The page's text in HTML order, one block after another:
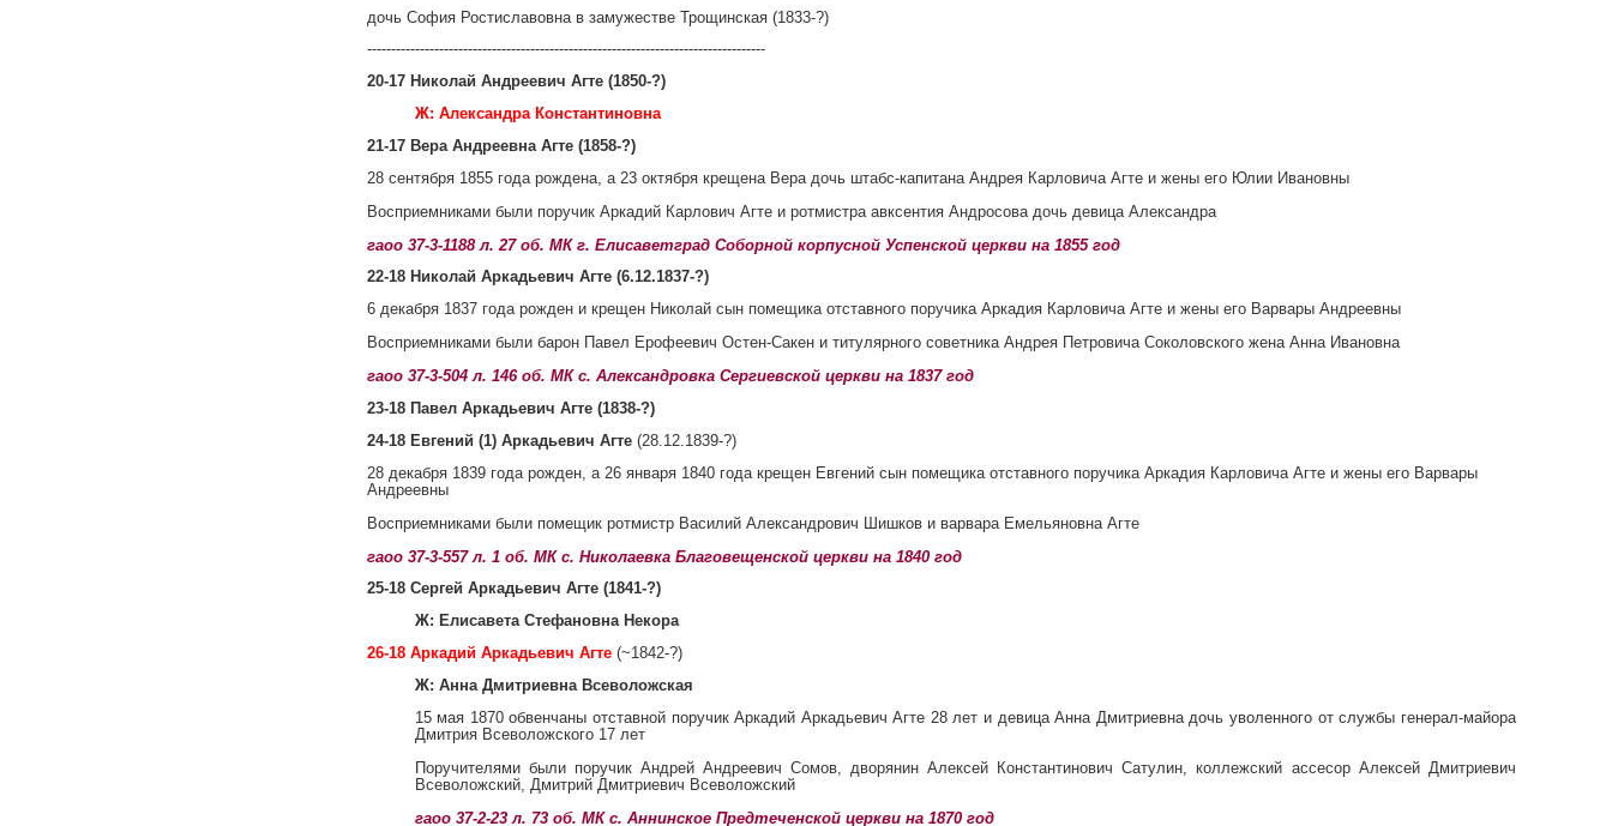
дочь София Ростиславовна в замужестве Трощинская (1833-?)
-----------------------------------------------------------------------------------
20-17 Николай Андреевич Агте (1850-?)
Ж: Александра Константиновна
21-17 Вера Андреевна Агте (1858-?)
28 сентября 1855 года рождена, а 23 октября крещена Вера дочь штабс-капитана Андрея Карловича Агте и жены его Юлии Ивановны
Восприемниками были поручик Аркадий Карлович Агте и ротмистра авксентия Андросова дочь девица Александра
гаоо 37-3-1188 л. 27 об. МК г. Елисаветград Соборной корпусной Успенской церкви на 1855 год
22-18 Николай Аркадьевич Агте (6.12.1837-?)
6 декабря 1837 года рожден и крещен Николай сын помещика отставного поручика Аркадия Карловича Агте и жены его Варвары Андреевны
Восприемниками были барон Павел Ерофеевич Остен-Сакен и титулярного советника Андрея Петровича Соколовского жена Анна Ивановна
гаоо 37-3-504 л. 146 об. МК с. Александровка Сергиевской церкви на 1837 год
23-18 Павел Аркадьевич Агте (1838-?)
24-18 Евгений (1) Аркадьевич Агте(28.12.1839-?)
28 декабря 1839 года рожден, а 26 января 1840 года крещен Евгений сын помещика отставного поручика Аркадия Карловича Агте и жены его Варвары
Андреевны
Восприемниками были помещик ротмистр Василий Александрович Шишков и варвара Емельяновна Агте
гаоо 37-3-557 л. 1 об. МК с. Николаевка Благовещенской церкви на 1840 год
25-18 Сергей Аркадьевич Агте (1841-?)
Ж: Елисавета Стефановна Некора
26-18 Аркадий Аркадьевич Агте(~1842-?)
Ж: Анна Дмитриевна Всеволожская
15 мая 1870 обвенчаны отставной поручик Аркадий Аркадьевич Агте 28 лет и девица Анна Дмитриевна дочь уволенного от службы генерал-майора
Дмитрия Всеволожского 17 лет
Поручителями были поручик Андрей Андреевич Сомов, дворянин Алексей Константинович Сатулин, коллежский ассесор Алексей Дмитриевич
Всеволожский, Дмитрий Дмитриевич Всеволожский
гаоо 37-2-23 л. 73 об. МК с. Аннинское Предтеченской церкви на 1870 год